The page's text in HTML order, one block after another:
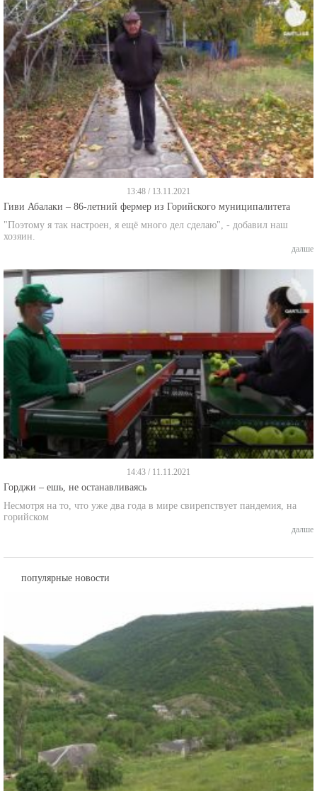
13:48 / 13.11.2021
Гиви Абалаки – 86-летний фермер из Горийского муниципалитета
"Поэтому я так настроен, я ещё много дел сделаю", - добавил наш
хозяин.
далше
14:43 / 11.11.2021
Горджи – ешь, не останавливаясь
Несмотря на то, что уже два года в мире свирепствует пандемия, на
горийском
далше
популярные новости